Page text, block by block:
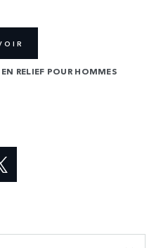
RELIEF POUR HOMMES